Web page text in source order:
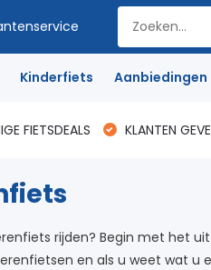
Kinderfiets Aanbiedingen
FIETSDEALS KLANTEN
rijden? Begin met het
en als u weet wat u